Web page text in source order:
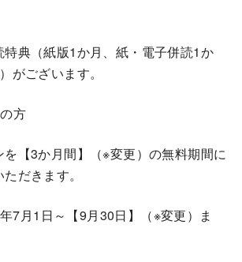
特典（紙版1か月、紙・電子併読1か
がございます。
方
【3か月間】（※変更）の無料期間に
だきます。
7月1日～【9月30日】（※変更）ま